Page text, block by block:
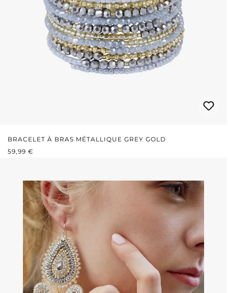
BRACELET À BRAS MÉTALLIQUE GREY GOLD
PRIX RÉGULIER :
59,99 €